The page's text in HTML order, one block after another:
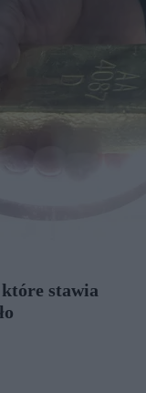
które stawia